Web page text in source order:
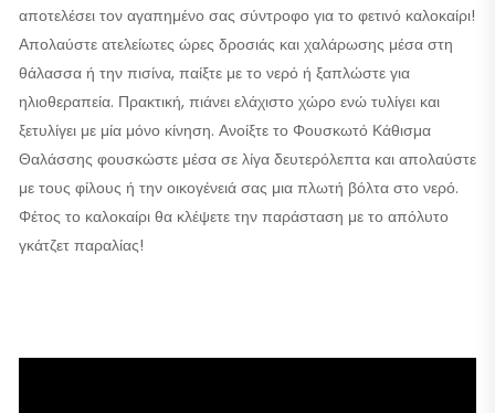
αποτελέσει τον αγαπημένο σας σύντροφο για το φετινό καλοκαίρι!
Απολαύστε ατελείωτες ώρες δροσιάς και χαλάρωσης μέσα στη
θάλασσα ή την πισίνα, παίξτε με το νερό ή ξαπλώστε για
ηλιοθεραπεία. Πρακτική, πιάνει ελάχιστο χώρο ενώ τυλίγει και
ξετυλίγει με μία μόνο κίνηση. Ανοίξτε το Φουσκωτό Κάθισμα
Θαλάσσης φουσκώστε μέσα σε λίγα δευτερόλεπτα και απολαύστε
με τους φίλους ή την οικογένειά σας μια πλωτή βόλτα στο νερό.
Φέτος το καλοκαίρι θα κλέψετε την παράσταση με το απόλυτο
γκάτζετ παραλίας!